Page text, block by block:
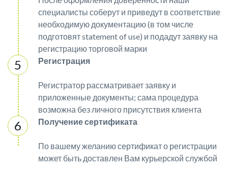
специалисты соберут и приведут в соответствие
необходимую документацию (в том числе
подготовят statement of use) и подадут заявку на
регистрацию торговой марки
Регистрация
Регистратор рассматривает заявку и
приложенные документы; сама процедура
возможна без личного присутствия клиента
Получение сертификата
По вашему желанию сертификат о регистрации
может быть доставлен Вам курьерской службой